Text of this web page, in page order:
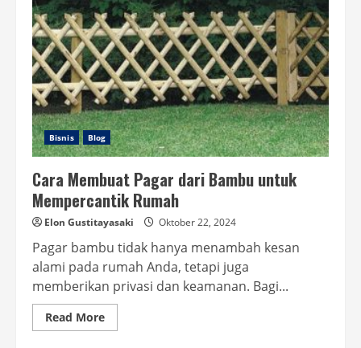
Bisnis Blog
Cara Membuat Pagar dari Bambu untuk
Mempercantik Rumah
Elon Gustitayasaki Oktober 22, 2024
Pagar bambu tidak hanya menambah kesan
alami pada rumah Anda, tetapi juga
memberikan privasi dan keamanan. Bagi...
Read MoreRead
more